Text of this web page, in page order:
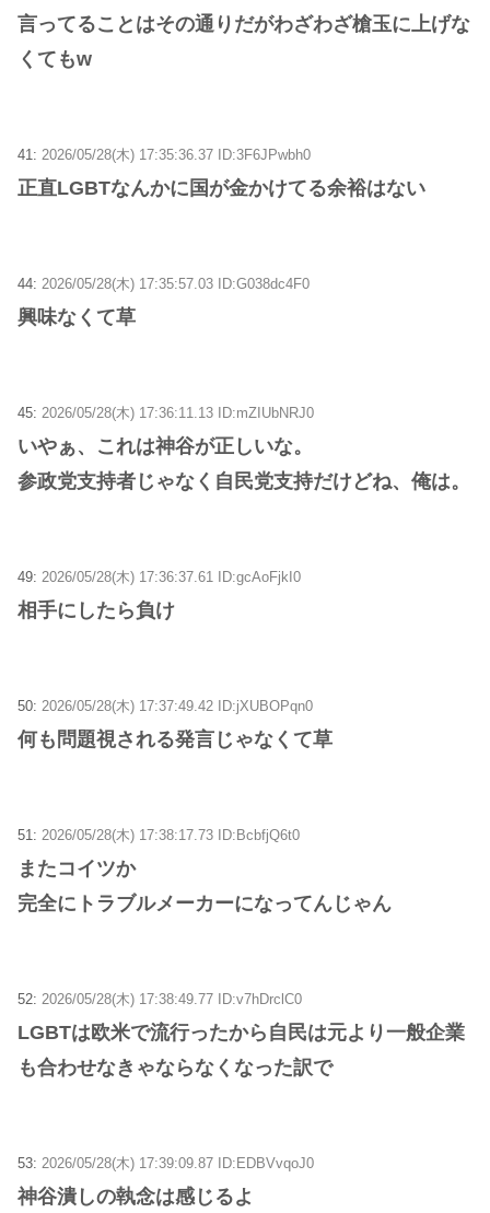
言ってることはその通りだがわざわざ槍玉に上げな
くてもw
41: 2026/05/28(木) 17:35:36.37 ID:3F6JPwbh0
正直LGBTなんかに国が金かけてる余裕はない
44: 2026/05/28(木) 17:35:57.03 ID:G038dc4F0
興味なくて草
45: 2026/05/28(木) 17:36:11.13 ID:mZIUbNRJ0
いやぁ、これは神谷が正しいな。
参政党支持者じゃなく自民党支持だけどね、俺は。
49: 2026/05/28(木) 17:36:37.61 ID:gcAoFjkI0
相手にしたら負け
50: 2026/05/28(木) 17:37:49.42 ID:jXUBOPqn0
何も問題視される発言じゃなくて草
51: 2026/05/28(木) 17:38:17.73 ID:BcbfjQ6t0
またコイツか
完全にトラブルメーカーになってんじゃん
52: 2026/05/28(木) 17:38:49.77 ID:v7hDrclC0
LGBTは欧米で流行ったから自民は元より一般企業
も合わせなきゃならなくなった訳で
53: 2026/05/28(木) 17:39:09.87 ID:EDBVvqoJ0
神谷潰しの執念は感じるよ